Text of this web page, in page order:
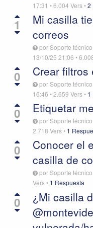
17:31 •6.004 Vers•2
1
Mi casilla
correos
porSoporte
13/10/25 21:06 •
0 Crear filtros
porSoporte
16:46 •2.659 Vers• 1
0 Etiquetar
porSoporte
2.718 Vers• 1
0
Conocer el
casilla de
porSoporte
Vers• 1 Respuesta
0
¿Mi casilla